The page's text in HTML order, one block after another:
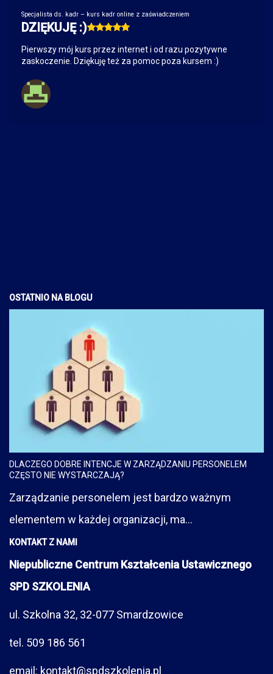
Specjalista ds. kadr – kurs kadr online z zaświadczeniem
DZIĘKUJĘ :)
Pierwszy mój kurs przez internet i od razu pozytywne
zaskoczenie. Dziękuję też za pomoc poza kursem :)
OSTATNIO NA BLOGU
DLACZEGO DOBRE INTENCJE W ZARZĄDZANIU PERSONELEM
CZĘSTO NIE WYSTARCZAJĄ?
Zarządzanie personelem jest bardzo ważnym
elementem w każdej organizacji, ma...
KONTAKT Z NAMI
Niepubliczne Centrum Kształcenia Ustawicznego
SPD SZKOLENIA
ul. Szkolna 32, 32-077 Smardzowice
tel. 509 186 561
email: kontakt@spdszkolenia.pl